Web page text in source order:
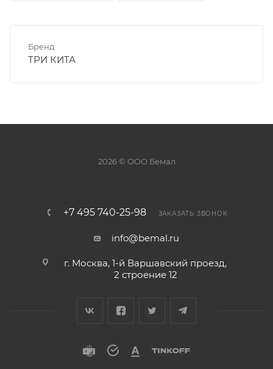
Бренд
ТРИ КИТА
2026 © ООО Бемал
+7 495 740-25-98 ЗАКАЗАТЬ ЗВОНОК
info@bemal.ru
г. Москва, 1-й Варшавский проезд,
2 строение 12